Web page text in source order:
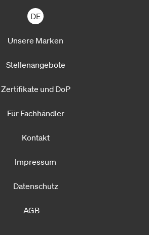
DE
Unsere Marken
Stellenangebote
Zertifikate und DoP
Für Fachhändler
Kontakt
Impressum
Datenschutz
AGB